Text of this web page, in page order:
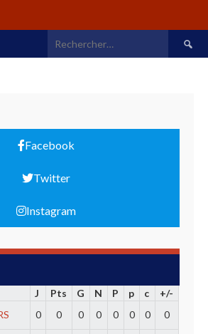
Facebook
Twitter
Instagram
J Pts G N P p c
+/-
0 0 0 0 0 0 0 0